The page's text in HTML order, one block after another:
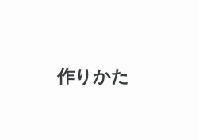
作りかた